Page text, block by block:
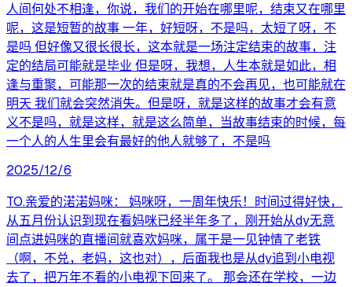
人间何处不相逢，你说，我们的开始在哪里呢，结束又在哪里
呢，这是短暂的故事 一年，好短呀，不是吗，太短了呀，不
是吗 但好像又很长很长，这本就是一场注定结束的故事，注
定的结局可能就是毕业 但是呀，我想，人生本就是如此，相
逢与重聚，可能那一次的结束就是真的不会再见，也可能就在
明天 我们就会突然消失。但是呀，就是这样的故事才会有意
义不是吗，就是这样，就是这么简单，当故事结束的时候，每
一个人的人生里会有最好的他人就够了，不是吗
2025/12/6
TO.亲爱的渃渃妈咪： 妈咪呀，一周年快乐！时间过得好快，
从五月份认识到现在看妈咪已经半年多了，刚开始从dy无意
间点进妈咪的直播间就喜欢妈咪，属于是一见钟情了老铁
（啊，不兑，老妈，这也对），后面我也是从dy追到小电视
去了，把万年不看的小电视下回来了。 那会还在学校，一边